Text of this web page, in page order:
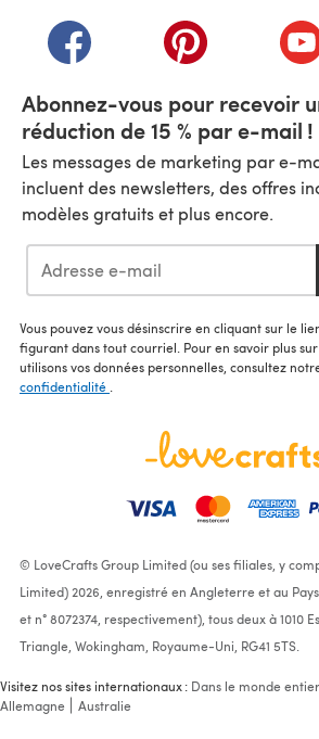
(s'ouvre dans un nouvel onglet)
(s'ouvre dans
Abonnez-vous pour recevoir
réduction de 15 % par e-mail !
Les messages de marketing par e-
incluent des newsletters, des offres
modèles gratuits et plus encore.
Vous pouvez vous désinscrire en cliquant sur le
figurant dans tout courriel. Pour en savoir plus
utilisons vos données personnelles, consultez
confidentialité
© LoveCrafts Group Limited (ou ses filiales, y
Limited) 2026, enregistré en Angleterre et au Pays
et n° 8072374, respectivement), tous deux à 1010
Triangle, Wokingham, Royaume-Uni, RG41 5TS.
Visitez nos sites internationaux : Dans le monde entier
Allemagne
Australie